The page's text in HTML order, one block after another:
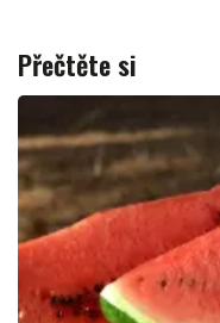
Přečtěte si